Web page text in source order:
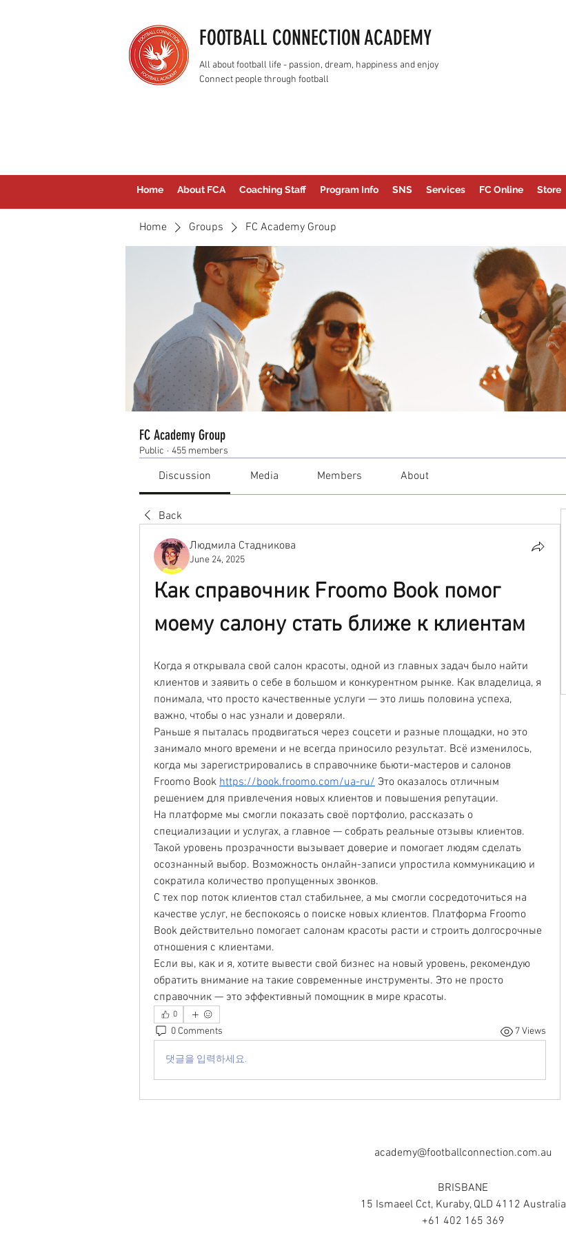
FOOTBALL CONNECTION ACADEMY
All about football life - passion, dream, happiness and enjoy
Connect people through football
Home About FCA Coaching Staff Program Info SNS Services FC Online Store
Home Groups FC Academy Group
FC Academy Group
Public · 455 members
Discussion Media Members About
Back
Людмила Стадникова
June 24, 2025
Как справочник Froomo Book помог
моему салону стать ближе к клиентам
Когда я открывала свой салон красоты, одной из главных задач было найти
клиентов и заявить о себе в большом и конкурентном рынке. Как владелица, я
понимала, что просто качественные услуги — это лишь половина успеха,
важно, чтобы о нас узнали и доверяли.
Раньше я пыталась продвигаться через соцсети и разные площадки, но это
занимало много времени и не всегда приносило результат. Всё изменилось,
когда мы зарегистрировались в справочнике бьюти-мастеров и салонов
Froomo Book https://book.froomo.com/ua-ru/ Это оказалось отличным
решением для привлечения новых клиентов и повышения репутации.
На платформе мы смогли показать своё портфолио, рассказать о
специализации и услугах, а главное — собрать реальные отзывы клиентов.
Такой уровень прозрачности вызывает доверие и помогает людям сделать
осознанный выбор. Возможность онлайн-записи упростила коммуникацию и
сократила количество пропущенных звонков.
С тех пор поток клиентов стал стабильнее, а мы смогли сосредоточиться на
качестве услуг, не беспокоясь о поиске новых клиентов. Платформа Froomo
Book действительно помогает салонам красоты расти и строить долгосрочные
отношения с клиентами.
Если вы, как и я, хотите вывести свой бизнес на новый уровень, рекомендую
обратить внимание на такие современные инструменты. Это не просто
справочник — это эффективный помощник в мире красоты.
0
0 Comments 7 Views
댓글을 입력하세요.
academy@footballconnection.com.au
BRISBANE
15 Ismaeel Cct, Kuraby, QLD 4112 Australia
+61 402 165 369